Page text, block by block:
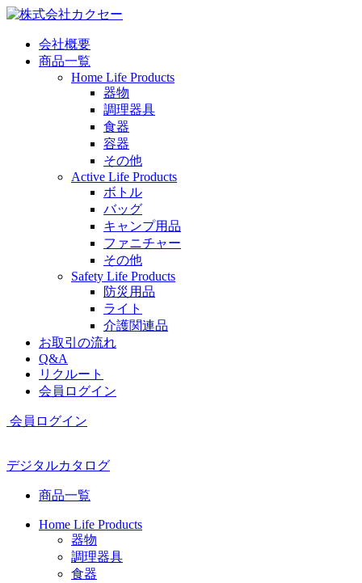
会社概要
商品一覧
Home Life Products
器物
調理器具
食器
容器
その他
Active Life Products
ボトル
バッグ
キャンプ用品
ファニチャー
その他
Safety Life Products
防災用品
ライト
介護関連品
お取引の流れ
Q&A
リクルート
会員ログイン
会員ログイン
デジタルカタログ
商品一覧
Home Life Products
器物
調理器具
食器